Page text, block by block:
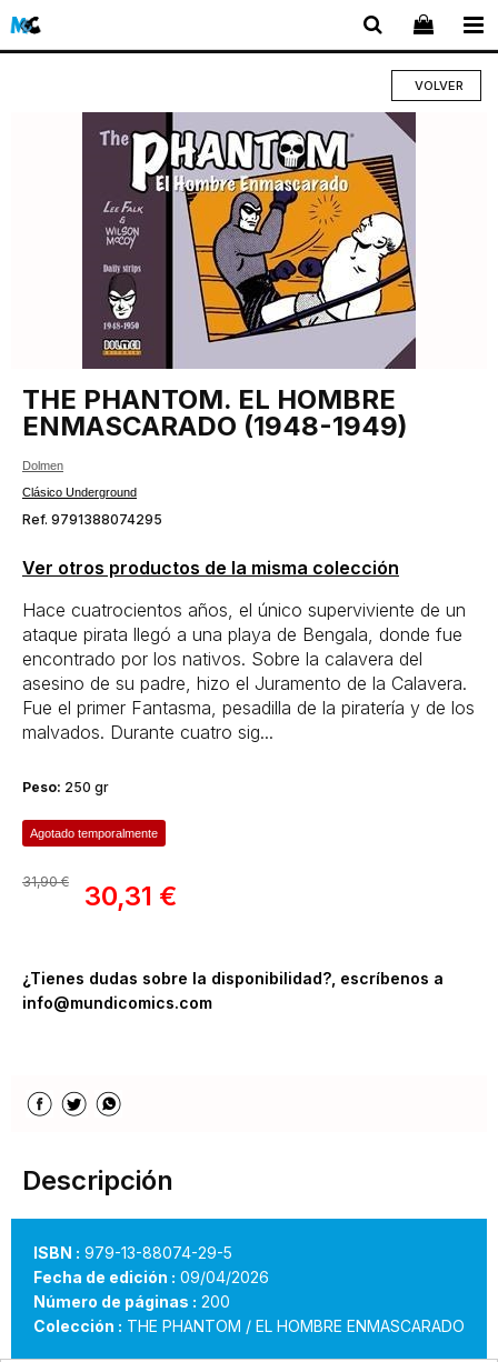
VOLVER
THE PHANTOM. EL HOMBRE
ENMASCARADO (1948-1949)
Dolmen
Clásico Underground
Ref. 9791388074295
Ver otros productos de la misma colección
Hace cuatrocientos años, el único superviviente de un
ataque pirata llegó a una playa de Bengala, donde fue
encontrado por los nativos. Sobre la calavera del
asesino de su padre, hizo el Juramento de la Calavera.
Fue el primer Fantasma, pesadilla de la piratería y de los
malvados. Durante cuatro sig...
Peso: 250 gr
Agotado temporalmente
31,90 € 30,31 €
¿Tienes dudas sobre la disponibilidad?, escríbenos a
info@mundicomics.com
Descripción
ISBN : 979-13-88074-29-5
Fecha de edición : 09/04/2026
Número de páginas : 200
Colección : THE PHANTOM / EL HOMBRE ENMASCARADO